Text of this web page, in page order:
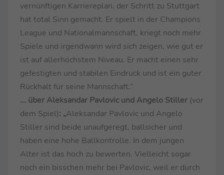
vernünftigen Karriereplan, der Schritt zu Stuttgart
hat total Sinn gemacht. Er spielt in der Champions
League und Nationalmannschaft, kriegt noch mehr
Spiele und irgendwann wird sich zeigen, wie gut er
ist auf allerhöchstem Niveau. Er macht einen sehr
gefestigten und stabilen Eindruck und ist ein guter
Rückhalt für seine Mannschaft.“
... über Aleksandar Pavlovic und Angelo Stiller (vor
dem Spiel): „Aleksandar Pavlovic und Angelo
Stiller sind beide unaufgeregt, ballsicher und
haben eine hohe Ballkontrolle. In dem jungen
Alter ist das hoch zu bewerten. Vielleicht sogar
noch ein bisschen mehr bei Pavlovic, weil er durch